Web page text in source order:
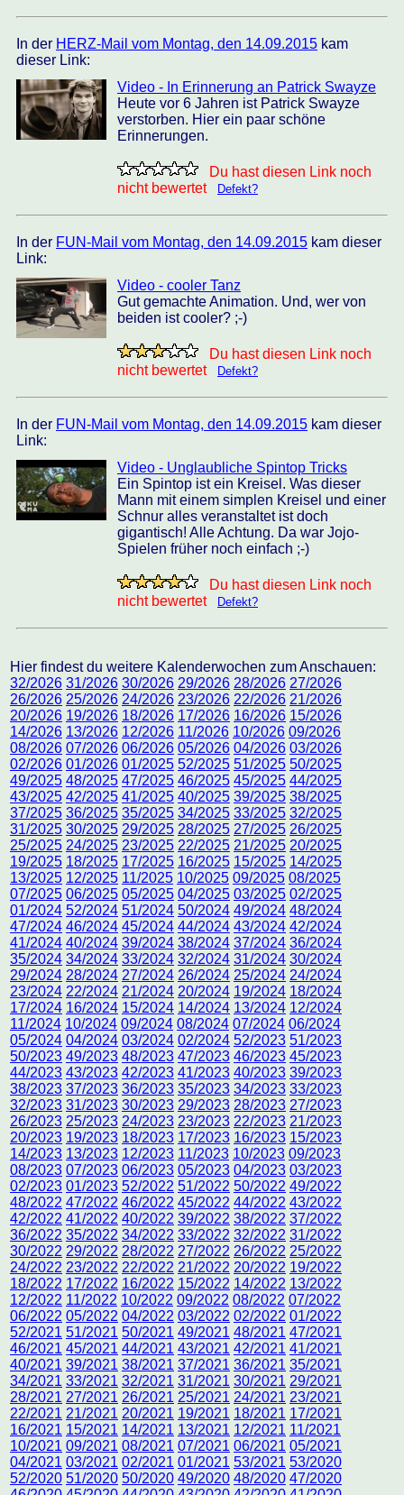
In der HERZ-Mail vom Montag, den 14.09.2015 kam
dieser Link:
Video - In Erinnerung an Patrick Swayze
Heute vor 6 Jahren ist Patrick Swayze
verstorben. Hier ein paar schöne
Erinnerungen.
Du hast diesen Link noch
nicht bewertet
Defekt?
In der FUN-Mail vom Montag, den 14.09.2015 kam dieser
Link:
Video - cooler Tanz
Gut gemachte Animation. Und, wer von
beiden ist cooler? ;-)
Du hast diesen Link noch
nicht bewertet
Defekt?
In der FUN-Mail vom Montag, den 14.09.2015 kam dieser
Link:
Video - Unglaubliche Spintop Tricks
Ein Spintop ist ein Kreisel. Was dieser
Mann mit einem simplen Kreisel und einer
Schnur alles veranstaltet ist doch
gigantisch! Alle Achtung. Da war Jojo-
Spielen früher noch einfach ;-)
Du hast diesen Link noch
nicht bewertet
Defekt?
Hier findest du weitere Kalenderwochen zum Anschauen:
32/2026 31/2026 30/2026 29/2026 28/2026 27/2026
26/2026 25/2026 24/2026 23/2026 22/2026 21/2026
20/2026 19/2026 18/2026 17/2026 16/2026 15/2026
14/2026 13/2026 12/2026 11/2026 10/2026 09/2026
08/2026 07/2026 06/2026 05/2026 04/2026 03/2026
02/2026 01/2026 01/2025 52/2025 51/2025 50/2025
49/2025 48/2025 47/2025 46/2025 45/2025 44/2025
43/2025 42/2025 41/2025 40/2025 39/2025 38/2025
37/2025 36/2025 35/2025 34/2025 33/2025 32/2025
31/2025 30/2025 29/2025 28/2025 27/2025 26/2025
25/2025 24/2025 23/2025 22/2025 21/2025 20/2025
19/2025 18/2025 17/2025 16/2025 15/2025 14/2025
13/2025 12/2025 11/2025 10/2025 09/2025 08/2025
07/2025 06/2025 05/2025 04/2025 03/2025 02/2025
01/2024 52/2024 51/2024 50/2024 49/2024 48/2024
47/2024 46/2024 45/2024 44/2024 43/2024 42/2024
41/2024 40/2024 39/2024 38/2024 37/2024 36/2024
35/2024 34/2024 33/2024 32/2024 31/2024 30/2024
29/2024 28/2024 27/2024 26/2024 25/2024 24/2024
23/2024 22/2024 21/2024 20/2024 19/2024 18/2024
17/2024 16/2024 15/2024 14/2024 13/2024 12/2024
11/2024 10/2024 09/2024 08/2024 07/2024 06/2024
05/2024 04/2024 03/2024 02/2024 52/2023 51/2023
50/2023 49/2023 48/2023 47/2023 46/2023 45/2023
44/2023 43/2023 42/2023 41/2023 40/2023 39/2023
38/2023 37/2023 36/2023 35/2023 34/2023 33/2023
32/2023 31/2023 30/2023 29/2023 28/2023 27/2023
26/2023 25/2023 24/2023 23/2023 22/2023 21/2023
20/2023 19/2023 18/2023 17/2023 16/2023 15/2023
14/2023 13/2023 12/2023 11/2023 10/2023 09/2023
08/2023 07/2023 06/2023 05/2023 04/2023 03/2023
02/2023 01/2023 52/2022 51/2022 50/2022 49/2022
48/2022 47/2022 46/2022 45/2022 44/2022 43/2022
42/2022 41/2022 40/2022 39/2022 38/2022 37/2022
36/2022 35/2022 34/2022 33/2022 32/2022 31/2022
30/2022 29/2022 28/2022 27/2022 26/2022 25/2022
24/2022 23/2022 22/2022 21/2022 20/2022 19/2022
18/2022 17/2022 16/2022 15/2022 14/2022 13/2022
12/2022 11/2022 10/2022 09/2022 08/2022 07/2022
06/2022 05/2022 04/2022 03/2022 02/2022 01/2022
52/2021 51/2021 50/2021 49/2021 48/2021 47/2021
46/2021 45/2021 44/2021 43/2021 42/2021 41/2021
40/2021 39/2021 38/2021 37/2021 36/2021 35/2021
34/2021 33/2021 32/2021 31/2021 30/2021 29/2021
28/2021 27/2021 26/2021 25/2021 24/2021 23/2021
22/2021 21/2021 20/2021 19/2021 18/2021 17/2021
16/2021 15/2021 14/2021 13/2021 12/2021 11/2021
10/2021 09/2021 08/2021 07/2021 06/2021 05/2021
04/2021 03/2021 02/2021 01/2021 53/2021 53/2020
52/2020 51/2020 50/2020 49/2020 48/2020 47/2020